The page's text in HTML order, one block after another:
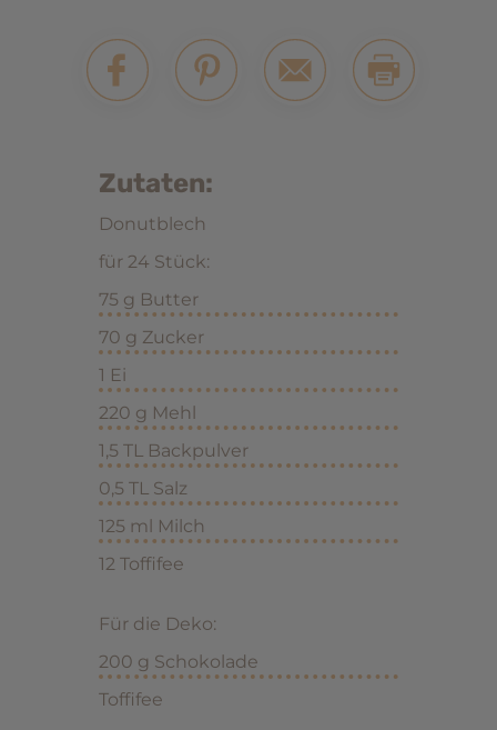
Zutaten:
Donutblech
für 24 Stück:
75 g Butter
70 g Zucker
1 Ei
220 g Mehl
1,5 TL Backpulver
0,5 TL Salz
125 ml Milch
12 Toffifee
Für die Deko:
200 g Schokolade
Toffifee